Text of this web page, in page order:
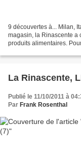
9 découvertes à... Milan,
magasin, la Rinascente a
produits alimentaires.
La Rinascente,
Publié le 11/10/2011 à
Par Frank Rosenthal